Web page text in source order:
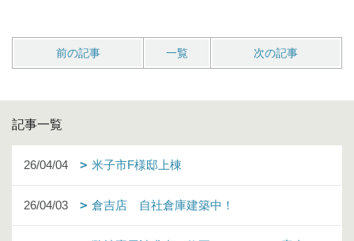
前の記事 一覧 次の記事
記事一覧
26/04/04 米子市F様邸上棟
26/04/03 倉吉店 自社倉庫建築中！